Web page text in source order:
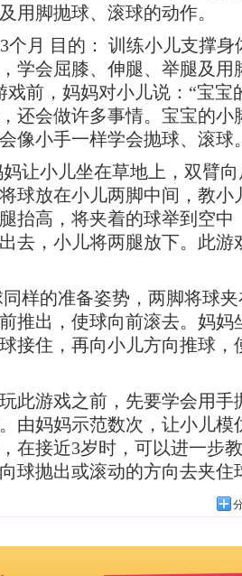
用脚抛球、滚球的动作。
月 目的： 训练小儿支撑身
学会屈膝、伸腿、举腿及用
戏前，妈妈对小儿说：“宝宝
还会做许多事情。宝宝的小
像小手一样学会抛球、滚球
让小儿坐在草地上，双臂
球放在小儿两脚中间，教
抬高，将夹着的球举到空中
去，小儿将两腿放下。此游
的准备姿势，两脚将球夹
推出，使球向前滚去。妈妈
接住，再向小儿方向推球，
游戏之前，先要学会用手
由妈妈示范数次，让小儿模
在接近3岁时，可以进一步
球抛出或滚动的方向去夹住